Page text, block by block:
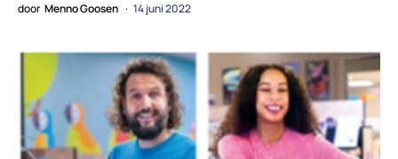
door Menno Goosen 14 juni 2022